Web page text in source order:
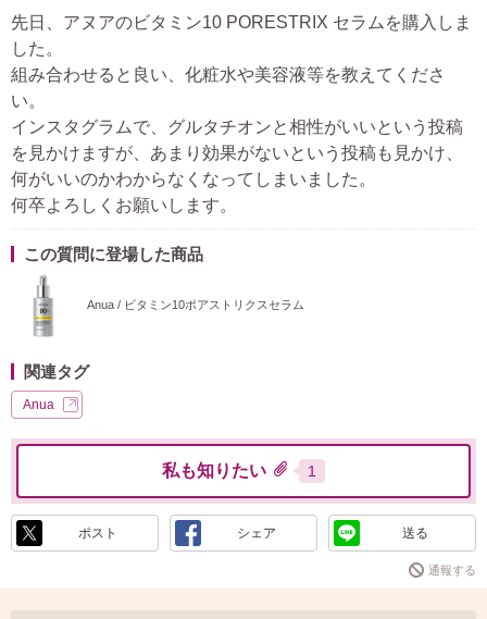
先日、アヌアのビタミン10 PORESTRIX セラムを購入しま
した。
組み合わせると良い、化粧水や美容液等を教えてくださ
い。
インスタグラムで、グルタチオンと相性がいいという投稿
を見かけますが、あまり効果がないという投稿も見かけ、
何がいいのかわからなくなってしまいました。
何卒よろしくお願いします。
この質問に登場した商品
Anua / ビタミン10ポアストリクスセラム
関連タグ
Anua
私も知りたい 1
ポスト シェア 送る
通報する